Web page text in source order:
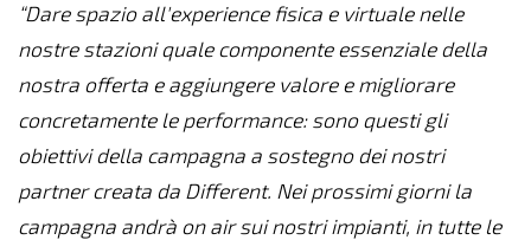
“Dare spazio all'experience fisica e virtuale nelle
nostre stazioni quale componente essenziale della
nostra offerta e aggiungere valore e migliorare
concretamente le performance: sono questi gli
obiettivi della campagna a sostegno dei nostri
partner creata da Different. Nei prossimi giorni la
campagna andrà on air sui nostri impianti, in tutte le